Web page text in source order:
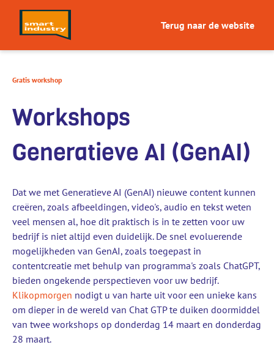
Terug naar de website
Gratis workshop
Workshops
Generatieve AI (GenAI)
Dat we met Generatieve AI (GenAI) nieuwe content kunnen
creëren, zoals afbeeldingen, video's, audio en tekst weten
veel mensen al, hoe dit praktisch is in te zetten voor uw
bedrijf is niet altijd even duidelijk. De snel evoluerende
mogelijkheden van GenAI, zoals toegepast in
contentcreatie met behulp van programma's zoals ChatGPT,
bieden ongekende perspectieven voor uw bedrijf.
Klikopmorgen nodigt u van harte uit voor een unieke kans
om dieper in de wereld van Chat GTP te duiken doormiddel
van twee workshops op donderdag 14 maart en donderdag
28 maart.